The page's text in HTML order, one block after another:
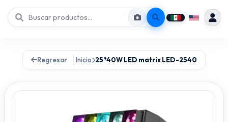
Regresar Inicio 25*40W LED matrix LED-2540